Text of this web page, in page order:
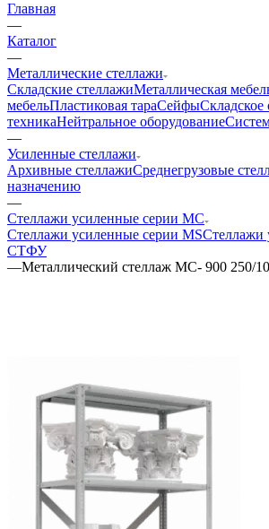
Главная
—
Каталог
—
Металлические стеллажи
Складские стеллажиМеталлическая
мебельПластиковая тараСейфыСкладское
техникаНейтральное оборудование
—
Усиленные стеллажи
Архивные стеллажиСреднегрузовые
назначению
—
Стеллажи усиленные серии МС
Стеллажи усиленные серии MSСтеллажи
СТФУ
—Металлический стеллаж МС- 900 250/